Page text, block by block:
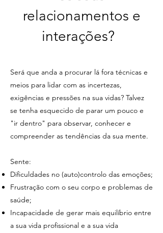
relacionamentos e
interações?
Será que anda a procurar lá fora técnicas e
meios para lidar com as incertezas,
exigências e pressões na sua vidas? Talvez
se tenha esquecido de parar um pouco e
"ir dentro" para observar, conhecer e
compreender as tendências da sua mente.
Sente:
Dificuldades no (auto)controlo das emoções;
Frustração com o seu corpo e problemas de
saúde;
Incapacidade de gerar mais equilíbrio entre
a sua vida profissional e a sua vida